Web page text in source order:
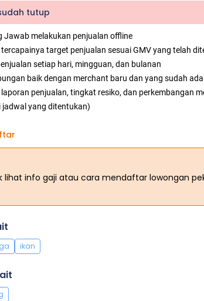
tutup
Jawab melakukan penjualan offline
target penjualan sesuai GMV yang telah
setiap hari, mingguan, dan bulanan
baik dengan merchant baru dan yang sudah ada
penjualan, tingkat resiko, dan perkembangan
jadwal yang ditentukan)
lihat info gaji atau cara mendaftar lowongan
ikan